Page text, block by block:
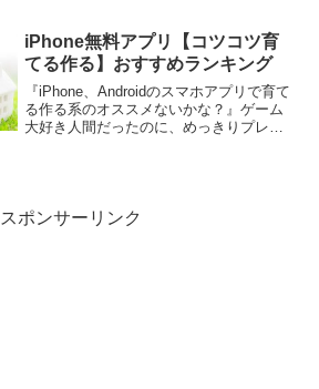
に感じる言葉。少ない言葉だ...
iPhone無料アプリ【コツコツ育
てる作る】おすすめランキング
『iPhone、Androidのスマホアプリで育て
る作る系のオススメないかな？』ゲーム
大好き人間だったのに、めっきりプレイ
スポンサーリンク